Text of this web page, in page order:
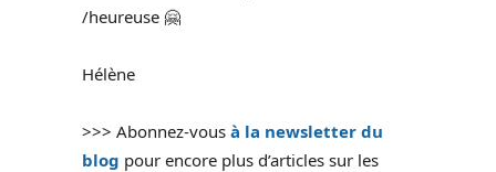
/heureuse 🤗
Hélène
>>> Abonnez-vous à la newsletter du
blog pour encore plus d’articles sur les